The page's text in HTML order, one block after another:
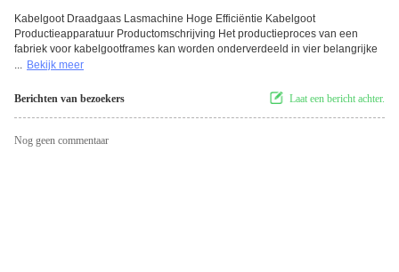
Kabelgoot Draadgaas Lasmachine Hoge Efficiëntie Kabelgoot
Productieapparatuur Productomschrijving Het productieproces van een
fabriek voor kabelgootframes kan worden onderverdeeld in vier belangrijke
... Bekijk meer
Berichten van bezoekers Laat een bericht achter.
Nog geen commentaar